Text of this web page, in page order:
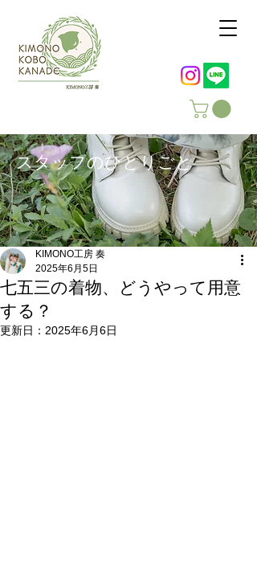
スタッフのひとりごと
七五三の着物、どうやって用意
する？
KIMONO工房 奏
2025年6月5日
更新日： 2025年6月6日